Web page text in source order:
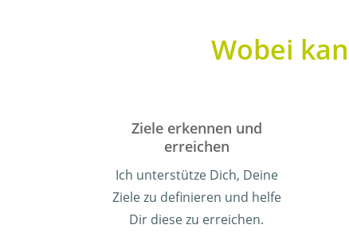
Wobei
Ziele erkennen und
erreichen
Ich unterstütze Dich, Deine
Ziele zu definieren und helfe
Dir diese zu erreichen.